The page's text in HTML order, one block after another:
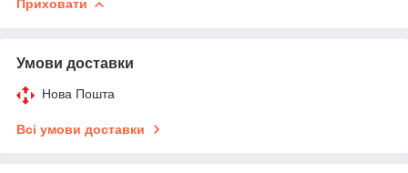
Приховати
Умови доставки
Нова Пошта
Всі умови доставки